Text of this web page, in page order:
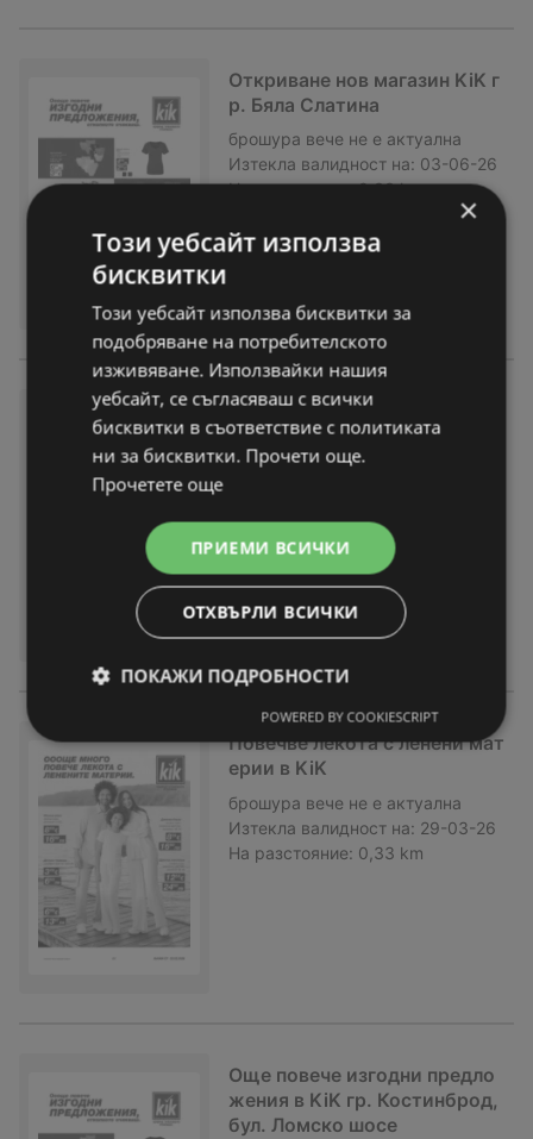
Откриване нов магазин KiK г
р. Бяла Слатина
брошура вече не е актуална
Изтекла валидност на: 03-06-26
На разстояние: 0,33 km
Повече летни моменти с KiK
предложения с валидност д
о 31.05.2026
Изтекла валидност на:
На разстояние:
0,33 km
Повечве лекота с ленени мат
ерии в KiK
брошура вече не е актуална
Изтекла валидност на: 29-03-26
На разстояние: 0,33 km
Още повече изгодни предло
жения в KiK гр. Костинброд,
бул. Ломско шосе
×
Този уебсайт използва
бисквитки
Този уебсайт използва бисквитки за
подобряване на потребителското
изживяване. Използвайки нашия
уебсайт, се съгласяваш с всички
бисквитки в съответствие с политиката
ни за бисквитки. Прочети още.
Прочетете още
ПРИЕМИ ВСИЧКИ
ОТХВЪРЛИ ВСИЧКИ
ПОКАЖИ ПОДРОБНОСТИ
POWERED BY COOKIESCRIPT